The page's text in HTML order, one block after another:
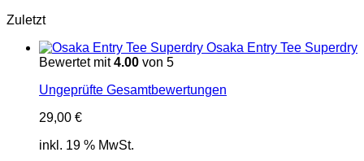
Zuletzt
Osaka Entry Tee Superdry
Bewertet mit4.00 von 5
Ungeprüfte Gesamtbewertungen
29,00 €
inkl. 19 % MwSt.